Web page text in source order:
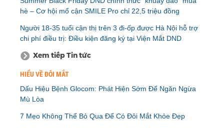
hè – Cơ hội mổ cận SMILE Pro chỉ 22,5 triệu đồng
Người 18-35 tuổi cận thị trên 3 đi-ốp được Hà Nội hỗ trợ
chi phí điều trị: Điều kiện đăng ký tại Viện Mắt DND
Xem tiếp Tin tức
HIỂU VỀ ĐÔI MẮT
Dấu Hiệu Bệnh Glocom: Phát Hiện Sớm Để Ngăn Ngừa
Mù Lòa
7 Mẹo Không Thể Bỏ Qua Để Có Đôi Mắt Khỏe Đẹp